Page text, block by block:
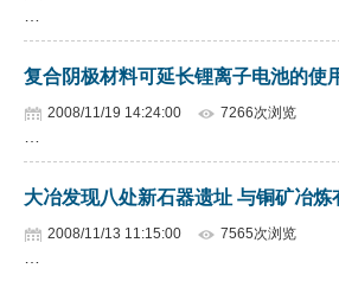
复合阴极材料可延长锂离子电池的使
2008/11/19 14:24:00 7266次浏览
大冶发现八处新石器遗址 与铜矿冶炼
2008/11/13 11:15:00 7565次浏览